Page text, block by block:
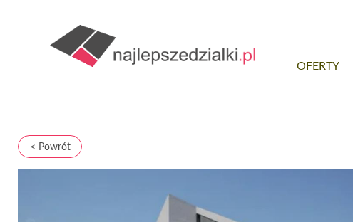
OFERTY
< Powrót